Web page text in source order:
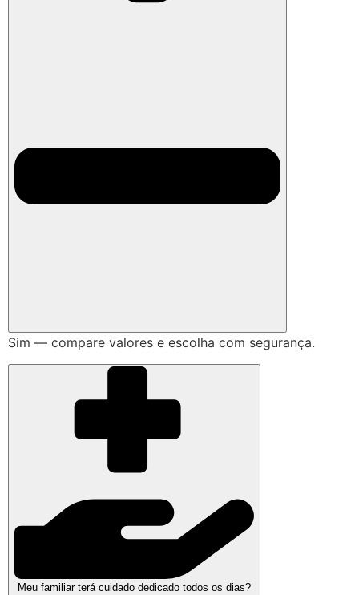
Sim — compare valores e escolha com segurança.
Meu familiar terá cuidado dedicado todos os dias?